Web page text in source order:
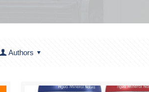
Authors